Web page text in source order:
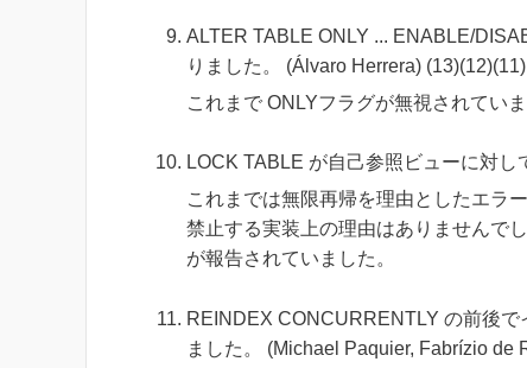
ALTER TABLE ONLY ... ENABLE/
りました。 (Álvaro Herrera) (13)(12)(11)
これまで ONLYフラグが無視されていま
LOCK TABLE が自己参照ビューに対
これまでは無限再帰を理由としたエラ
禁止する実装上の理由はありませんで
が報告されていました。
REINDEX CONCURRENTLY の前後
ました。 (Michael Paquier, Fabrízio de